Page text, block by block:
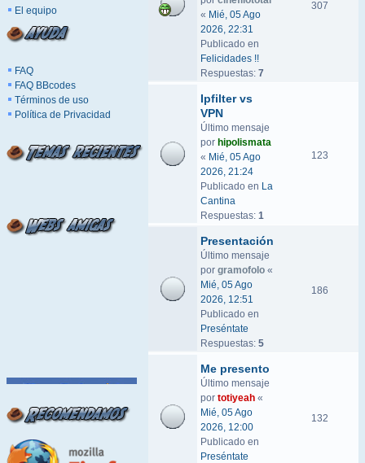
El equipo
FAQ
FAQ BBcodes
Términos de uso
Política de Privacidad
« Mié, 05 Ago
2026, 22:31
Publicado en
Felicidades !!
Respuestas: 7
307
Ipfilter vs
VPN
Último mensaje
por hipolismata
« Mié, 05 Ago
2026, 21:24
Publicado en La
Cantina
Respuestas: 1
123
Presentación
Último mensaje
por gramofolo «
Mié, 05 Ago
2026, 12:51
Publicado en
Preséntate
Respuestas: 5
186
Me presento
Último mensaje
por totiyeah «
Mié, 05 Ago
2026, 12:00
Publicado en
Preséntate
132